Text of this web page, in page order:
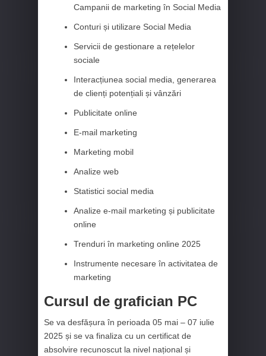
Campanii de marketing în Social Media
Conturi și utilizare Social Media
Servicii de gestionare a rețelelor
sociale
Interacțiunea social media, generarea
de clienți potențiali și vânzări
Publicitate online
E-mail marketing
Marketing mobil
Analize web
Statistici social media
Analize e-mail marketing și publicitate
online
Trenduri în marketing online 2025
Instrumente necesare în activitatea de
marketing
Cursul de grafician PC
Se va desfășura în perioada 05 mai – 07 iulie
2025 și se va finaliza cu un certificat de
absolvire recunoscut la nivel național și